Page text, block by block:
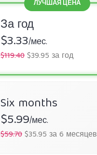
За год
$3.33/мес.
$119.40$39.95 за год
Six months
$5.99/мес.
$59.70$35.95 за 6 месяцев